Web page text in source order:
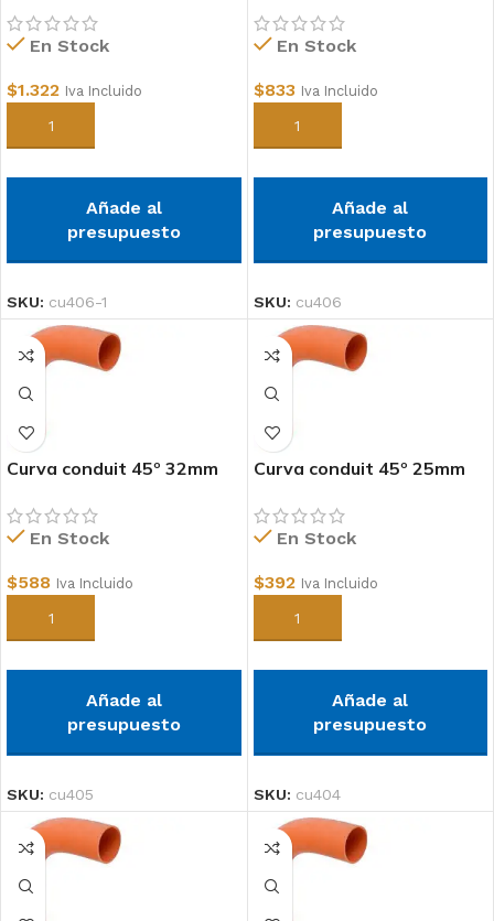
En Stock
$1.322 Iva Incluido
Añadir al carrito
Añade al
presupuesto
SKU: cu406-1
En Stock
$833 Iva Incluido
Añadir al carrito
Añade al
presupuesto
SKU: cu406
Curva conduit 45º 32mm
En Stock
$588 Iva Incluido
Añadir al carrito
Añade al
presupuesto
SKU: cu405
Curva conduit 45º 25mm
En Stock
$392 Iva Incluido
Añadir al carrito
Añade al
presupuesto
SKU: cu404